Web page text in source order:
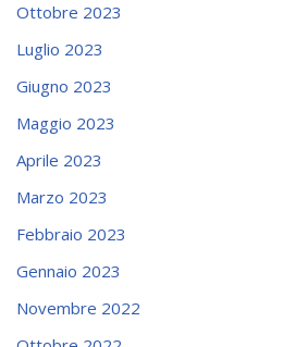
Ottobre 2023
Luglio 2023
Giugno 2023
Maggio 2023
Aprile 2023
Marzo 2023
Febbraio 2023
Gennaio 2023
Novembre 2022